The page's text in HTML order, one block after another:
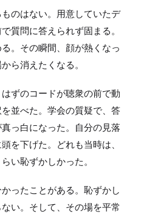
のはない。用意していたデ
質問に答えられず固まる。
。その瞬間、顔が熱くなっ
ら消えたくなる。
ずのコードが聴衆の前で動
並べた。学会の質疑で、答
っ白になった。自分の見落
を下げた。どれも当時は、
い恥ずかしかった。
ったことがある。恥ずかし
い。そして、その場を平常